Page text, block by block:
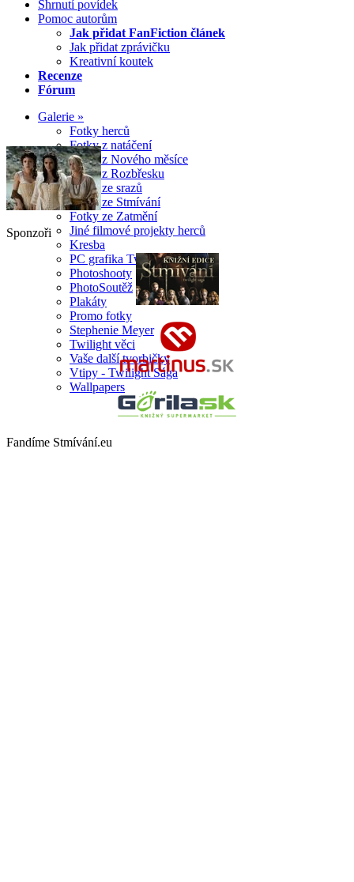
Shrnutí povídek
Pomoc autorům
Jak přidat FanFiction článek
Jak přidat zprávičku
Kreativní koutek
Recenze
Fórum
Galerie »
Fotky herců
Fotky z natáčení
Fotky z Nového měsíce
Fotky z Rozbřesku
Fotky ze srazů
Fotky ze Stmívání
Fotky ze Zatmění
Jiné filmové projekty herců
Kresba
PC grafika Twilight
Photoshooty
PhotoSoutěž
Plakáty
Promo fotky
Stephenie Meyer
Twilight věci
Vaše další tvorbičky
Vtipy - Twilight Sága
Wallpapers
Sponzoři
Fandíme Stmívání.eu